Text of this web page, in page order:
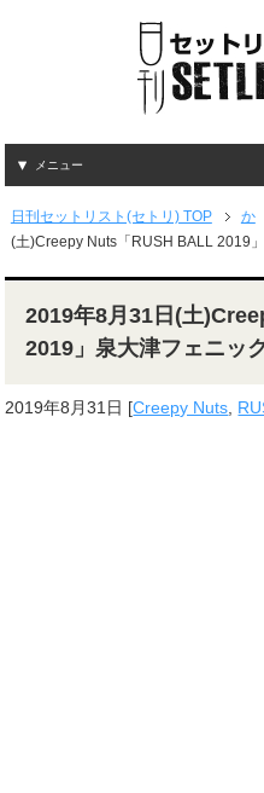
メニュー
日刊セットリスト(セトリ) TOP か
(土)Creepy Nuts「RUSH BALL 2019
2019年8月31日(土
2019」泉大津フェニッ
2019年8月31日 [Creepy Nuts,